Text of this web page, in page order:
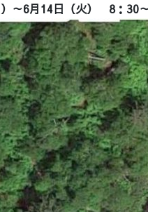
6月14日（火） 8：30